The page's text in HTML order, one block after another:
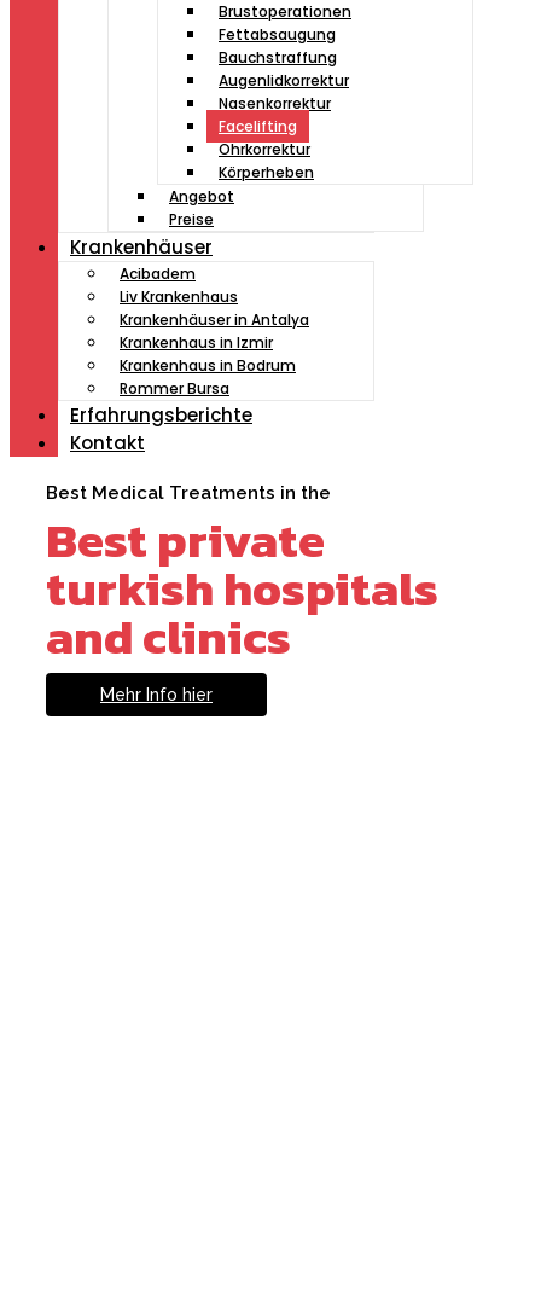
Brustoperationen
Fettabsaugung
Bauchstraffung
Augenlidkorrektur
Nasenkorrektur
Facelifting
Ohrkorrektur
Körperheben
Angebot
Preise
Krankenhäuser
Acibadem
Liv Krankenhaus
Krankenhäuser in Antalya
Krankenhaus in Izmir
Krankenhaus in Bodrum
Rommer Bursa
Erfahrungsberichte
Kontakt
Best Medical Treatments in the
Best private
turkish hospitals
and clinics
Mehr Info hier